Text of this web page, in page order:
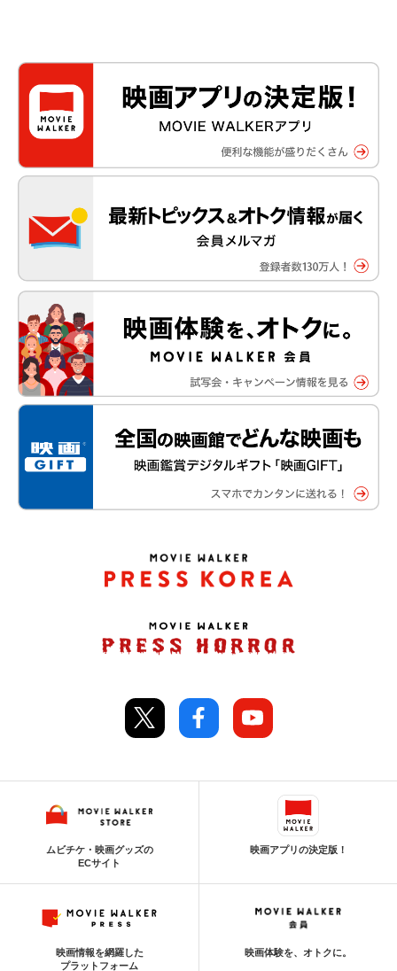
ムビチケ・映画グッズの
ECサイト
映画アプリの決定版！
映画情報を網羅した
プラットフォーム
映画体験を、オトクに。